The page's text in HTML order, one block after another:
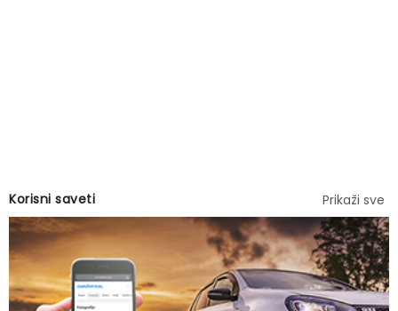
Korisni saveti Prikaži sve